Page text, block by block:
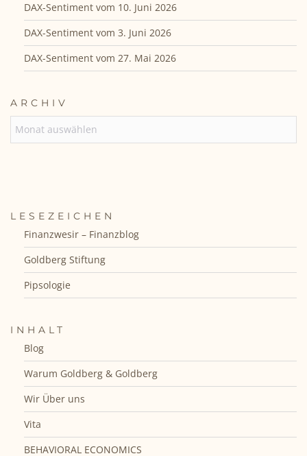
DAX-Sentiment vom 10. Juni 2026
DAX-Sentiment vom 3. Juni 2026
DAX-Sentiment vom 27. Mai 2026
ARCHIV
LESEZEICHEN
Finanzwesir – Finanzblog
Goldberg Stiftung
Pipsologie
INHALT
Blog
Warum Goldberg & Goldberg
Wir Über uns
Vita
BEHAVIORAL ECONOMICS